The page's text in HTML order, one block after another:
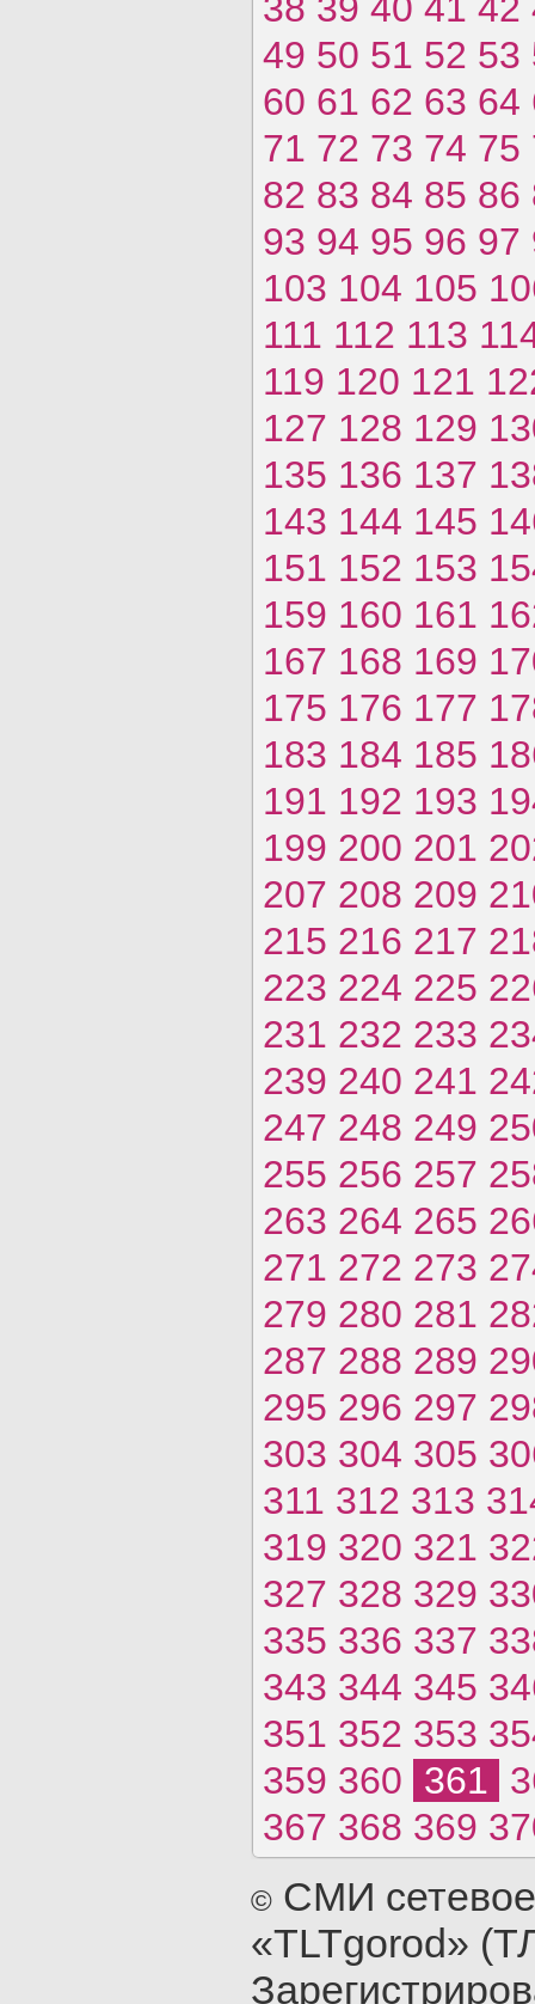
49 50 51 52 53
60 61 62 63 64
71 72 73 74 75
82 83 84 85 86
93 94 95 96 97
103 104 105
111 112 113
119 120 121
127 128 129
135 136 137
143 144 145
151 152 153
159 160 161
167 168 169
175 176 177
183 184 185
191 192 193
199 200 201
207 208 209
215 216 217
223 224 225
231 232 233
239 240 241
247 248 249
255 256 257
263 264 265
271 272 273
279 280 281
287 288 289
295 296 297
303 304 305
311 312 313
319 320 321
327 328 329
335 336 337
343 344 345
351 352 353
359 360 361
367 368 369
© СМИ
«TLTgorod»